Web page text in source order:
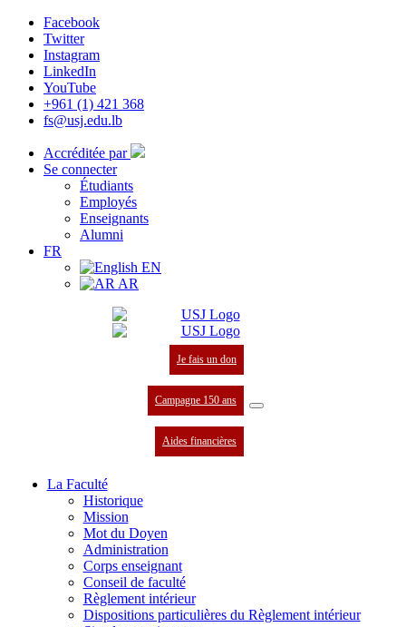
Facebook
Twitter
Instagram
LinkedIn
YouTube
+961 (1) 421 368
fs@usj.edu.lb
Accréditée par
Se connecter
Étudiants
Employés
Enseignants
Alumni
FR
EN
AR
Je fais un don
Campagne 150 ans
Aides financières
La Faculté
Historique
Mission
Mot du Doyen
Administration
Corps enseignant
Conseil de faculté
Règlement intérieur
Dispositions particulières du Règlement intérieur